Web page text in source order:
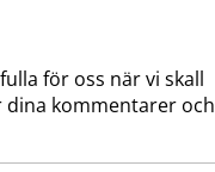
för oss när vi skall
dina kommentarer och